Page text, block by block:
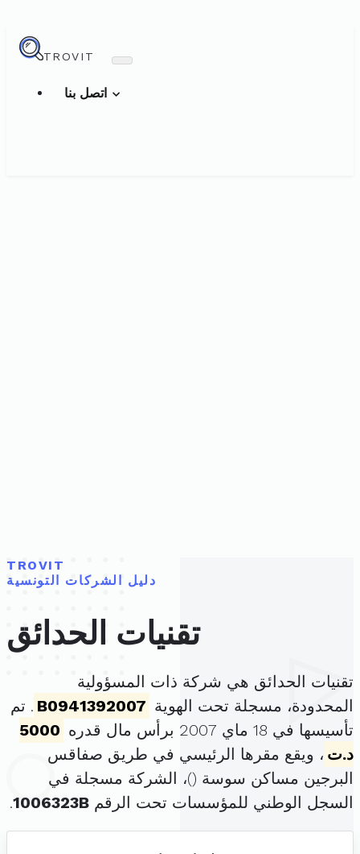
TROVIT
TROVIT
دليل الشركات التونسية
تقنيات الحدائق
تقنيات الحدائق هي شركة ذات المسؤولية
المحدودة، مسجلة تحت الهوية B0941392007 . تم
تأسيسها في 18 ماي 2007 برأس مال قدره
5000
د.ت ، ويقع مقرها الرئيسي في طريق صفاقس
البرجين مساكن سوسة ()، الشركة مسجلة في
السجل الوطني للمؤسسات تحت الرقم 1006323B
.